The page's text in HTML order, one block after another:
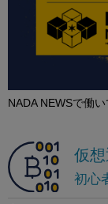
NADA NEWSで働